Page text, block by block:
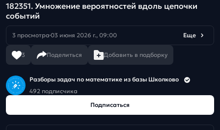
182351. Умножение вероятностей вдоль цепочки
событий
3 просмотра 03 июня 2026 г., 09:00 Еще
3 Поделиться Добавить в подборку
Разборы задач по математике из базы Школково
492 подписчика
Подписаться